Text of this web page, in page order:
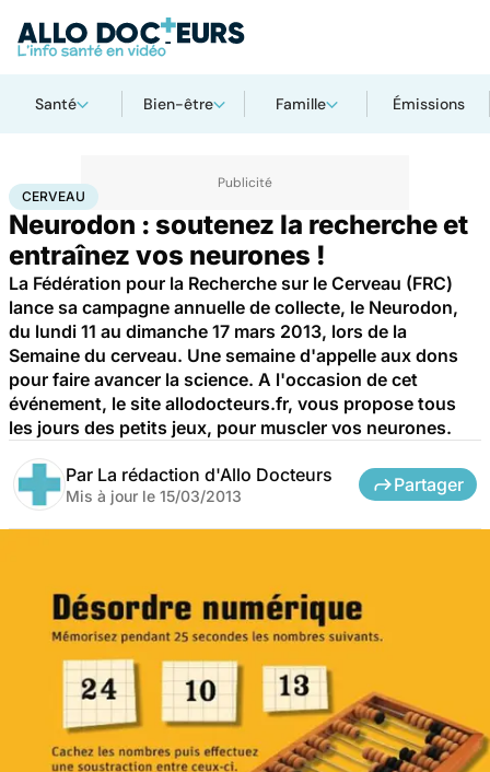
Santé Bien-être Famille Émissions
AccueilSanté Maladies neurologiques
CERVEAU
Neurodon : soutenez la recherche et
entraînez vos neurones !
La Fédération pour la Recherche sur le Cerveau (FRC)
lance sa campagne annuelle de collecte, le Neurodon,
du lundi 11 au dimanche 17 mars 2013, lors de la
Semaine du cerveau. Une semaine d'appelle aux dons
pour faire avancer la science. A l'occasion de cet
événement, le site allodocteurs.fr, vous propose tous
les jours des petits jeux, pour muscler vos neurones.
Par La rédaction d'Allo Docteurs
Mis à jour le 15/03/2013
Partager